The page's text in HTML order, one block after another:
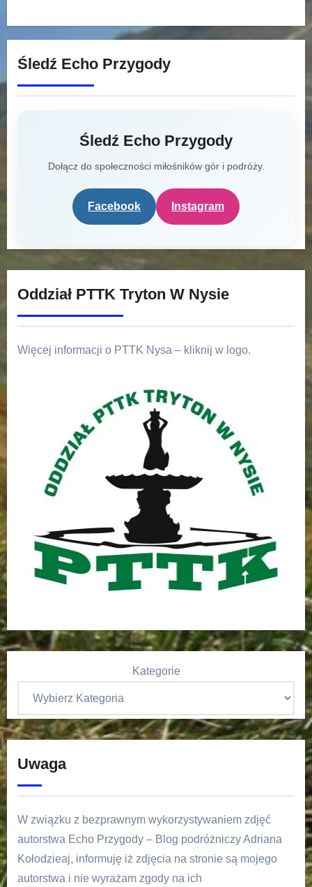
Śledź Echo Przygody
Śledź Echo Przygody
Dołącz do społeczności miłośników gór i podróży.
Facebook Instagram
Oddział PTTK Tryton W Nysie
Więcej informacji o PTTK Nysa – kliknij w logo.
Kategorie
Uwaga
W związku z bezprawnym wykorzystywaniem zdjęć
autorstwa Echo Przygody – Blog podróżniczy Adriana
Kołodzieaj, informuję iż zdjęcia na stronie są mojego
autorstwa i nie wyrażam zgody na ich